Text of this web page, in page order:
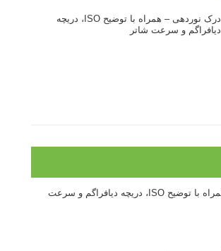
درک نوردهی – همراه با توضیح ISO، دریچه
دیافراگم و سرعت شاتر
درک نوردهی – همراه با توضیح ISO، دریچه دیافراگم و سرعت